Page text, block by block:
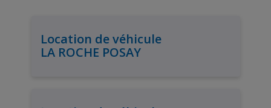
Location de véhicule
LA ROCHE POSAY